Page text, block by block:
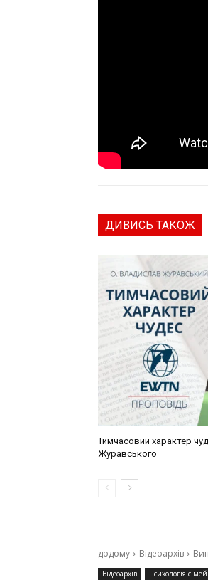
ДИВИСЬ ТАКОЖ
Тимчасовий характер
Журавського